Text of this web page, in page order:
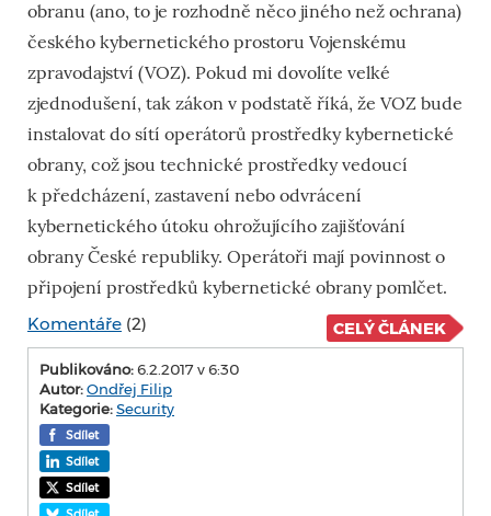
obranu (ano, to je rozhodně něco jiného než ochrana)
českého kybernetického prostoru Vojenskému
zpravodajství (VOZ). Pokud mi dovolíte velké
zjednodušení, tak zákon v podstatě říká, že VOZ bude
instalovat do sítí operátorů prostředky kybernetické
obrany, což jsou technické prostředky vedoucí
k předcházení, zastavení nebo odvrácení
kybernetického útoku ohrožujícího zajišťování
obrany České republiky. Operátoři mají povinnost o
připojení prostředků kybernetické obrany pomlčet.
Komentáře (2) CELÝ ČLÁNEK
Publikováno:6.2.2017 v 6:30
Autor:Ondřej Filip
Kategorie:Security
Sdílet
Sdílet
Sdílet